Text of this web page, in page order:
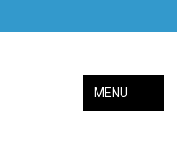
MENU